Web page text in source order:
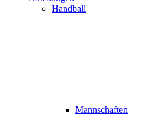
Handball
Mannschaften